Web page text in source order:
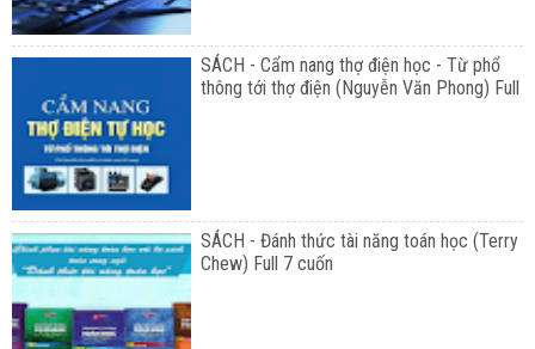
SÁCH - Cẩm nang thợ điện học - Từ phổ
thông tới thợ điện (Nguyễn Văn Phong) Full
SÁCH - Đánh thức tài năng toán học (Terry
Chew) Full 7 cuốn